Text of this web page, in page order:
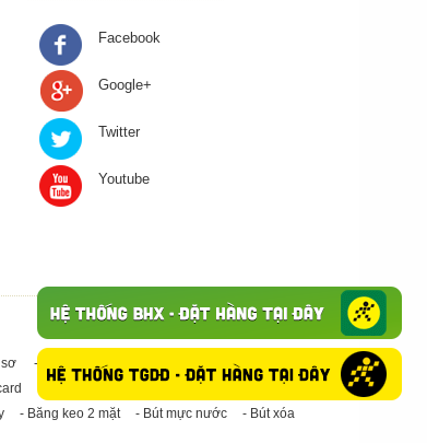
Facebook
Google+
Twitter
Youtube
- Giấy in A4
- Băng keo trong - Băng keo đục
- Giấy in A3 - Giấy vệ sinh
- Keo Silicone
- Băng keo 2 mặt - Bút mực nước - Bút xóa